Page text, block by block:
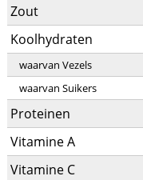
Zout
Koolhydraten
waarvan Vezels
waarvan Suikers
Proteinen
Vitamine A
Vitamine C